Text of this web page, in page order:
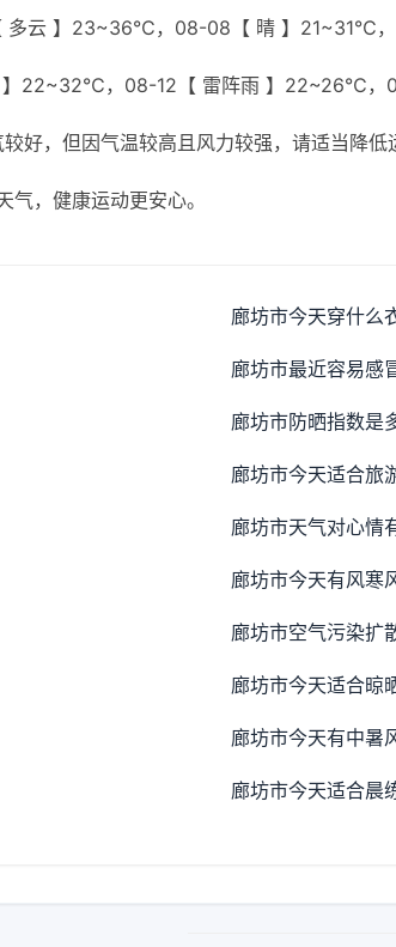
多云 】23~36℃，08-08【 晴 】21~31℃
22~32℃，08-12【 雷阵雨 】22~26℃，
好，但因气温较高且风力较强，请适当降
，健康运动更安心。
廊坊市今天穿什么
廊坊市最近容易感
廊坊市防晒指数是
廊坊市今天适合旅
廊坊市天气对心情
廊坊市今天有风寒
廊坊市空气污染扩
廊坊市今天适合晾
廊坊市今天有中暑
廊坊市今天适合晨